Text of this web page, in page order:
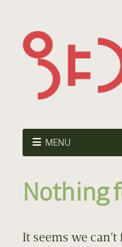
MENU
Nothing
It seems we